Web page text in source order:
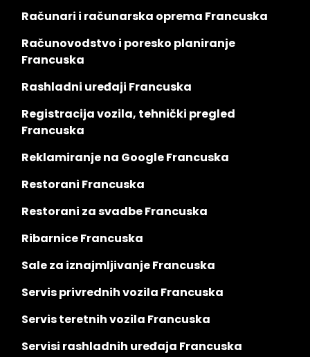
Računari i računarska oprema Francuska
Računovodstvo i poresko planiranje
Francuska
Rashladni uređaji Francuska
Registracija vozila, tehnički pregled
Francuska
Reklamiranje na Google Francuska
Restorani Francuska
Restorani za svadbe Francuska
Ribarnice Francuska
Sale za iznajmljivanje Francuska
Servis privrednih vozila Francuska
Servis teretnih vozila Francuska
Servisi rashladnih uređaja Francuska